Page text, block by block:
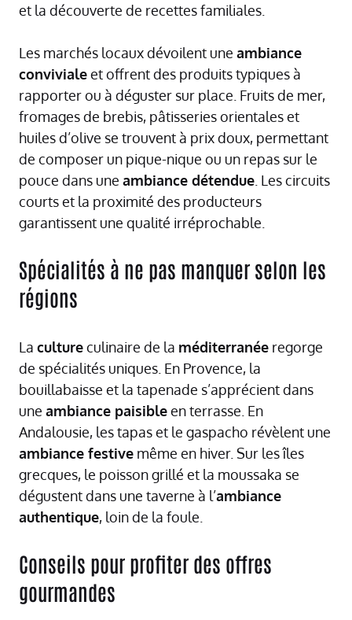
et la découverte de recettes familiales.
Les marchés locaux dévoilent une ambiance
convivialeet offrent des produits typiques à
rapporter ou à déguster sur place. Fruits de mer,
fromages de brebis, pâtisseries orientales et
huiles d’olive se trouvent à prix doux, permettant
de composer un pique-nique ou un repas sur le
pouce dans une ambiance détendue . Les circuits
courts et la proximité des producteurs
garantissent une qualité irréprochable.
Spécialités à ne pas manquer selon les
régions
La cultureculinaire de la méditerranée regorge
de spécialités uniques. En Provence, la
bouillabaisse et la tapenade s’apprécient dans
une ambiance paisibleen terrasse. En
Andalousie, les tapas et le gaspacho révèlent une
ambiance festive même en hiver. Sur les îles
grecques, le poisson grillé et la moussaka se
dégustent dans une taverne à l’ambiance
authentique, loin de la foule.
Conseils pour profiter des offres
gourmandes